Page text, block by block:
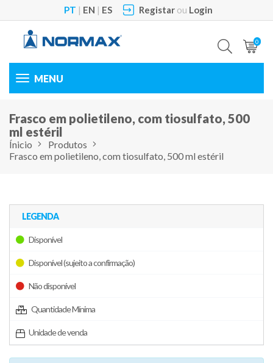
PT | EN | ES Registarou Login
0
Toggle
Frasco em polietileno, com tiosulfato, 500
ml estéril
Ínicio
Produtos
Frasco em polietileno, com tiosulfato, 500 ml estéril
LEGENDA
Disponível
Disponível (sujeito a confirmação)
Não disponível
Quantidade Mínima
Unidade de venda